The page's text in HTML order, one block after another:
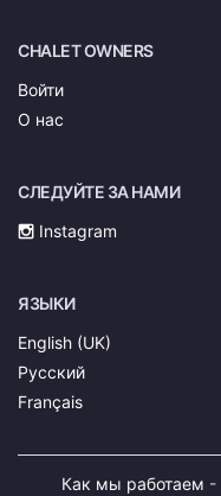
CHALET OWNERS
Войти
О нас
СЛЕДУЙТЕ ЗА НАМИ
Instagram
ЯЗЫКИ
English (UK)
Русский
Français
Как мы работаем -